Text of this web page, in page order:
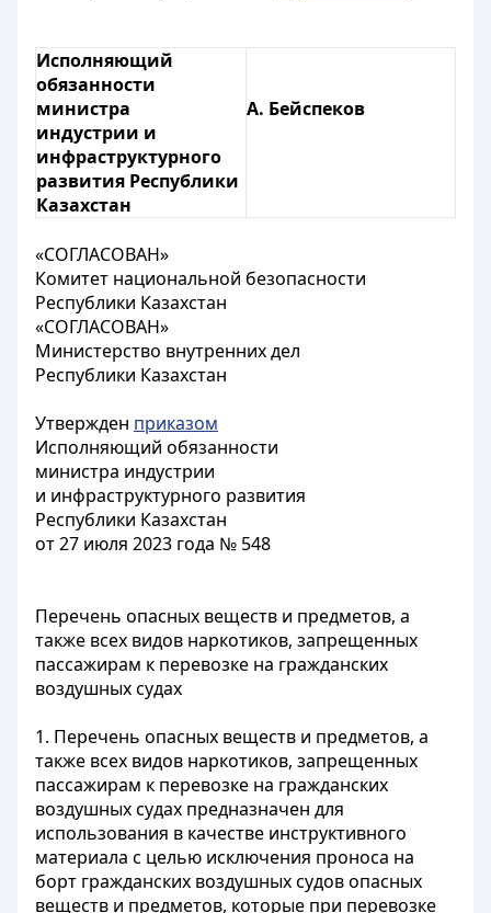
Исполняющий
обязанности
министра
индустрии и
инфраструктурного
развития Республики
Казахстан
А. Бейспеков
«СОГЛАСОВАН»
Комитет национальной безопасности
Республики Казахстан
«СОГЛАСОВАН»
Министерство внутренних дел
Республики Казахстан
Утвержден приказом
Исполняющий обязанности
министра индустрии
и инфраструктурного развития
Республики Казахстан
от 27 июля 2023 года № 548
Перечень опасных веществ и предметов, а
также всех видов наркотиков, запрещенных
пассажирам к перевозке на гражданских
воздушных судах
1. Перечень опасных веществ и предметов, а
также всех видов наркотиков, запрещенных
пассажирам к перевозке на гражданских
воздушных судах предназначен для
использования в качестве инструктивного
материала с целью исключения проноса на
борт гражданских воздушных судов опасных
веществ и предметов, которые при перевозке